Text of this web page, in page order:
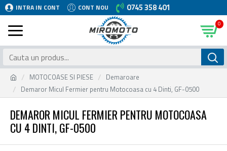
INTRA IN CONT CONT NOU 0745 358 401
0
MOTOCOASE SI PIESE
Demaroare
Demaror Micul Fermier pentru Motocoasa cu 4 Dinti, GF-0500
DEMAROR MICUL FERMIER PENTRU MOTOCOASA
CU 4 DINTI, GF-0500